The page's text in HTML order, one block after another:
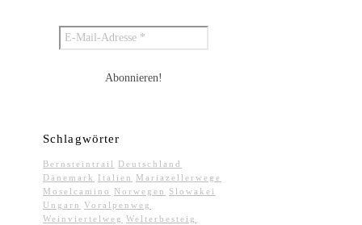
Schlagwörter
Bernsteintrail
Deutschland
Dänemark
Italien
Mariazellerwege
Moselcamino
Norwegen
Slowakei
Ungarn Voralpenweg
Weinviertelweg Welterbesteig